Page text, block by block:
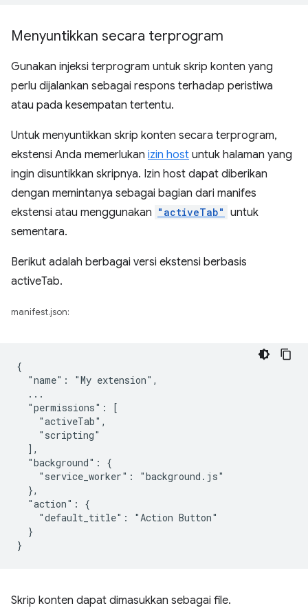
Menyuntikkan secara terprogram
Gunakan injeksi terprogram untuk skrip konten yang
perlu dijalankan sebagai respons terhadap peristiwa
atau pada kesempatan tertentu.
Untuk menyuntikkan skrip konten secara terprogram,
ekstensi Anda memerlukan izin host untuk halaman yang
ingin disuntikkan skripnya. Izin host dapat diberikan
dengan memintanya sebagai bagian dari manifes
ekstensi atau menggunakan "activeTab" untuk
sementara.
Berikut adalah berbagai versi ekstensi berbasis
activeTab.
manifest.json:
{
  "name": "My extension",
  ...
  "permissions": [
    "activeTab",
    "scripting"
  ],
  "background": {
    "service_worker": "background.js"
  },
  "action": {
    "default_title": "Action Button"
  }
Skrip konten dapat dimasukkan sebagai file.